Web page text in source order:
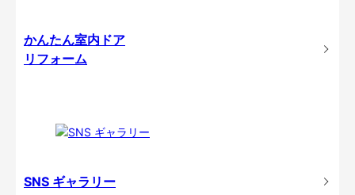
かんたん室内ドア
リフォーム
SNS ギャラリー